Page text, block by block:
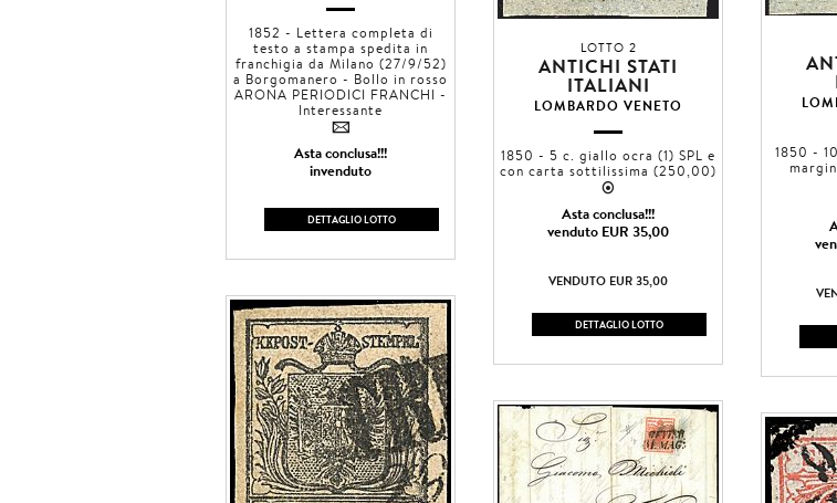
1852 - Lettera completa di
testo a stampa spedita in
franchigia da Milano (27/9/52)
a Borgomanero - Bollo in rosso
ARONA PERIODICI FRANCHI -
Interessante
4
Asta conclusa!!!
invenduto
DETTAGLIO LOTTO
LOTTO 2
ANTICHI STATI
ITALIANI
LOMBARDO VENETO
1850 - 5 c. giallo ocra (1) SPL e
con carta sottilissima (250,00)
2
Asta conclusa!!!
venduto EUR 35,00
VENDUTO EUR 35,00
DETTAGLIO LOTTO
1850 -